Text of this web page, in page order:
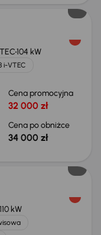
104 kW
i-VTEC
Cena promocyjna
32 000 zł
Cena po obniżce
34 000 zł
110 kW